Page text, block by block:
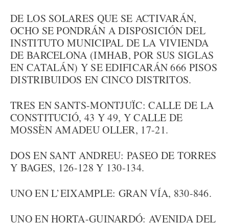
DE LOS SOLARES QUE SE ACTIVARÁN,
OCHO SE PONDRÁN A DISPOSICIÓN DEL
INSTITUTO MUNICIPAL DE LA VIVIENDA
DE BARCELONA (IMHAB, POR SUS SIGLAS
EN CATALÁN) Y SE EDIFICARÁN 666 PISOS
DISTRIBUIDOS EN CINCO DISTRITOS.
TRES EN SANTS-MONTJUÏC: CALLE DE LA
CONSTITUCIÓ, 43 Y 49, Y CALLE DE
MOSSÈN AMADEU OLLER, 17-21.
DOS EN SANT ANDREU: PASEO DE TORRES
Y BAGES, 126-128 Y 130-134.
UNO EN L’EIXAMPLE: GRAN VÍA, 830-846.
UNO EN HORTA-GUINARDÓ: AVENIDA DEL